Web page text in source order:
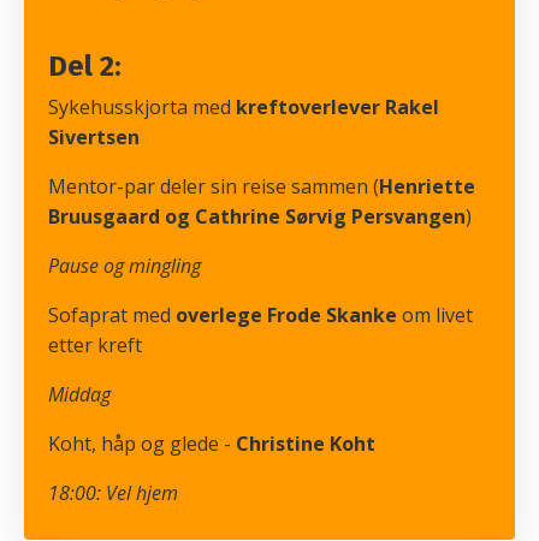
Del 2:
Sykehusskjorta med kreftoverlever Rakel
Sivertsen
Mentor-par deler sin reise sammen (Henriette
Bruusgaard og Cathrine Sørvig Persvangen)
Pause og mingling
Sofaprat med overlege Frode Skanke om livet
etter kreft
Middag
Koht, håp og glede - Christine Koht
18:00: Vel hjem